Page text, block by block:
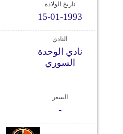
تاريخ الولادة
15-01-1993
النادي
نادي الوحدة
السوري
السعر
-